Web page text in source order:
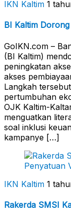
IKN Kaltim 1
BI Kaltim
GoIKN.com –
(BI Kaltim)
peningkatan
akses
Langkah
pertumbuhan
OJK Kaltim-
menguatkan
soal inklusi
kampanye […]
IKN Kaltim 1
Rakerda SMSI